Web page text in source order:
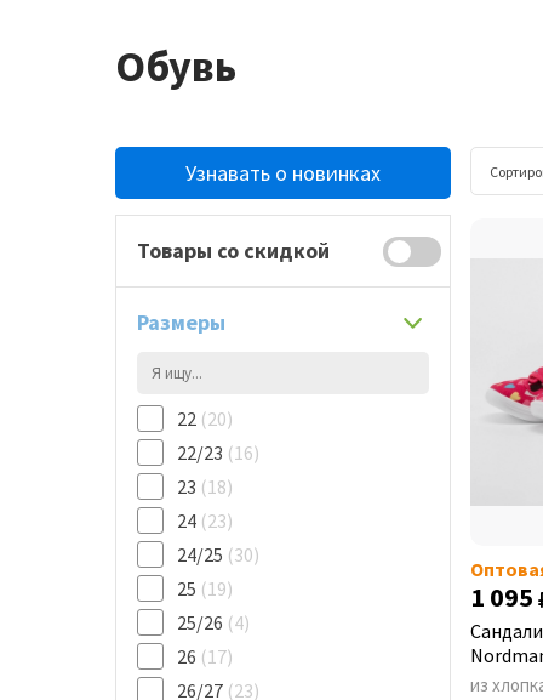
Обувь
Узнавать о новинках
Товары со скидкой
Размеры
22 (20)
22/23 (16)
23 (18)
24 (23)
24/25 (30)
25 (19)
25/26 (4)
26 (17)
26/27 (23)
1 095
из